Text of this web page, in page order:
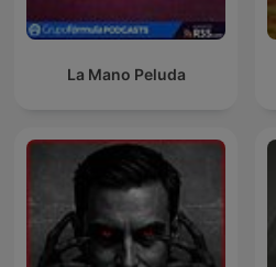
La Mano Peluda